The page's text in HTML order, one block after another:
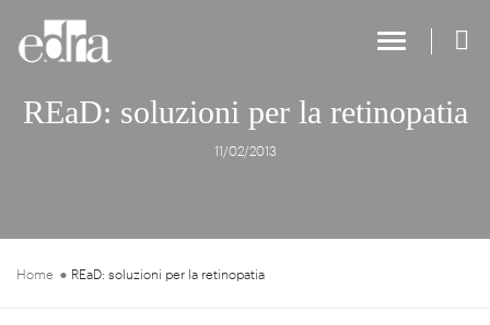
Toggle
REaD: soluzioni per la retinopatia
11/02/2013
Home REaD: soluzioni per la retinopatia